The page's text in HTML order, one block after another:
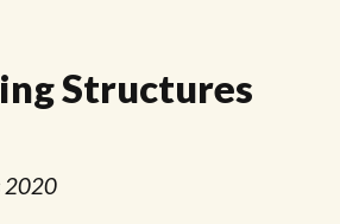
Structures
2020